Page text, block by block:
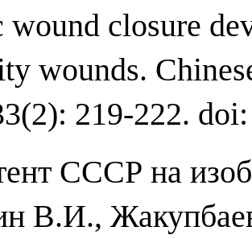
wound closure
wounds.
219-222.
СССР на
В.И.,